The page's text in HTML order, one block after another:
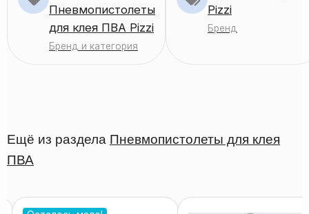
Пневмопистолеты
для клея ПВА Pizzi
Бренд и категория
Pizzi
Бренд
Ещё из раздела Пневмопистолеты для клея
ПВА